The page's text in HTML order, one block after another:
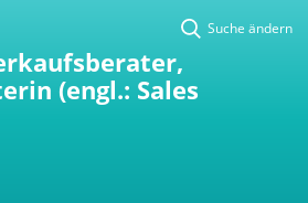
Suche ändern
(engl.: Sales